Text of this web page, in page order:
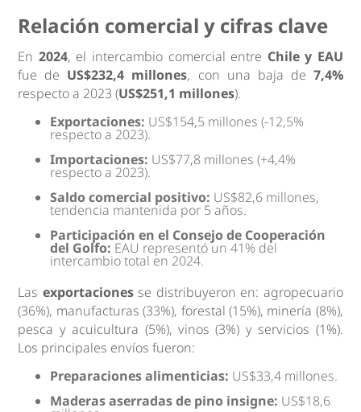
Relación comercial y cifras clave
En 2024, el intercambio comercial entre Chile y EAU
fue de US$232,4 millones, con una baja de 7,4%
respecto a 2023 (US$251,1 millones).
Exportaciones: US$154,5 millones (-12,5%
respecto a 2023).
Importaciones: US$77,8 millones (+4,4%
respecto a 2023).
Saldo comercial positivo: US$82,6 millones,
tendencia mantenida por 5 años.
Participación en el Consejo de Cooperación
del Golfo: EAU representó un 41% del
intercambio total en 2024.
Las exportacionesse distribuyeron en: agropecuario
(36%), manufacturas (33%), forestal (15%), minería (8%),
pesca y acuicultura (5%), vinos (3%) y servicios (1%).
Los principales envíos fueron:
Preparaciones alimenticias: US$33,4 millones.
Maderas aserradas de pino insigne: US$18,6